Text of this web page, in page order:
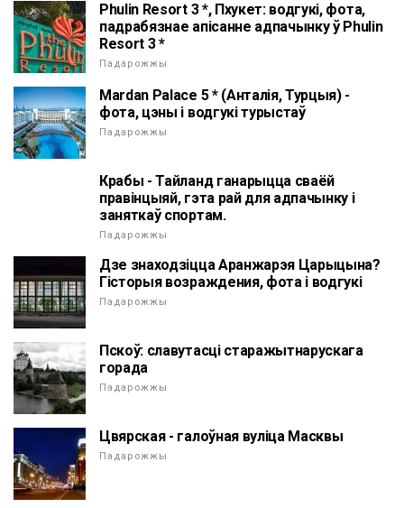
Phulin Resort 3 *, Пхукет: водгукі, фота,
падрабязнае апісанне адпачынку ў Phulin
Resort 3 *
Падарожжы
Mardan Palace 5 * (Анталія, Турцыя) -
фота, цэны і водгукі турыстаў
Падарожжы
Крабы - Тайланд ганарыцца сваёй
правінцыяй, гэта рай для адпачынку і
заняткаў спортам.
Падарожжы
Дзе знаходзіцца Аранжарэя Царыцына?
Гісторыя возраждения, фота і водгукі
Падарожжы
Пскоў: славутасці старажытнарускага
горада
Падарожжы
Цвярская - галоўная вуліца Масквы
Падарожжы